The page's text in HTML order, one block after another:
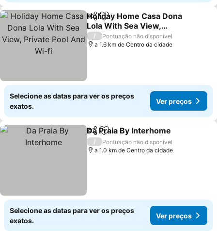
PartilharAdicionar aos favoritos
Holiday Home Casa Dona
Lola With Sea View,
Private Pool And Wi-fi
Ver preços
/
Pontuação não disponível
a 1.6 km de Centro da cidade
Selecione as datas para ver os preços
exatos.
Ver preços
PartilharAdicionar aos favoritos
Da Praia By Interhome
/
Pontuação não disponível
a 1.0 km de Centro da cidade
Selecione as datas para ver os preços
exatos.
Ver preços